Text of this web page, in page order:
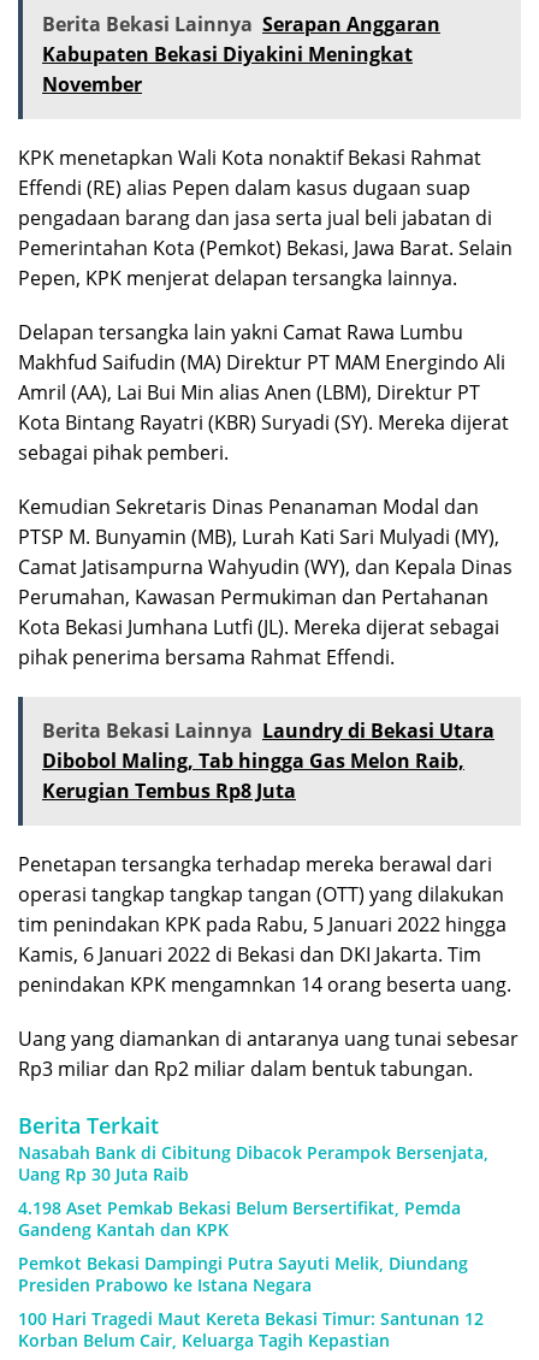
Berita Bekasi Lainnya Serapan Anggaran
Kabupaten Bekasi Diyakini Meningkat
November
KPK menetapkan Wali Kota nonaktif Bekasi Rahmat
Effendi (RE) alias Pepen dalam kasus dugaan suap
pengadaan barang dan jasa serta jual beli jabatan di
Pemerintahan Kota (Pemkot) Bekasi, Jawa Barat. Selain
Pepen, KPK menjerat delapan tersangka lainnya.
Delapan tersangka lain yakni Camat Rawa Lumbu
Makhfud Saifudin (MA) Direktur PT MAM Energindo Ali
Amril (AA), Lai Bui Min alias Anen (LBM), Direktur PT
Kota Bintang Rayatri (KBR) Suryadi (SY). Mereka dijerat
sebagai pihak pemberi.
Kemudian Sekretaris Dinas Penanaman Modal dan
PTSP M. Bunyamin (MB), Lurah Kati Sari Mulyadi (MY),
Camat Jatisampurna Wahyudin (WY), dan Kepala Dinas
Perumahan, Kawasan Permukiman dan Pertahanan
Kota Bekasi Jumhana Lutfi (JL). Mereka dijerat sebagai
pihak penerima bersama Rahmat Effendi.
Berita Bekasi Lainnya Laundry di Bekasi Utara
Dibobol Maling, Tab hingga Gas Melon Raib,
Kerugian Tembus Rp8 Juta
Penetapan tersangka terhadap mereka berawal dari
operasi tangkap tangkap tangan (OTT) yang dilakukan
tim penindakan KPK pada Rabu, 5 Januari 2022 hingga
Kamis, 6 Januari 2022 di Bekasi dan DKI Jakarta. Tim
penindakan KPK mengamnkan 14 orang beserta uang.
Uang yang diamankan di antaranya uang tunai sebesar
Rp3 miliar dan Rp2 miliar dalam bentuk tabungan.
Berita Terkait
Nasabah Bank di Cibitung Dibacok Perampok Bersenjata,
Uang Rp 30 Juta Raib
4.198 Aset Pemkab Bekasi Belum Bersertifikat, Pemda
Gandeng Kantah dan KPK
Pemkot Bekasi Dampingi Putra Sayuti Melik, Diundang
Presiden Prabowo ke Istana Negara
100 Hari Tragedi Maut Kereta Bekasi Timur: Santunan 12
Korban Belum Cair, Keluarga Tagih Kepastian